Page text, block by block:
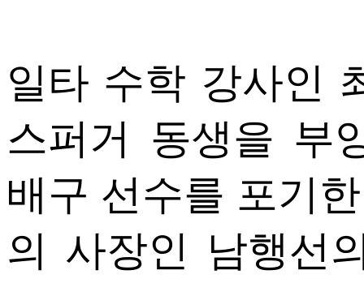
일타 수학 강사인
스퍼거 동생을 부
배구 선수를 포기
의 사장인 남행선